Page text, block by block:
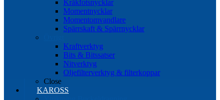
Kråkfotsnycklar
Momentnycklar
Momentomvandlare
Spärrskaft & Spärrnycklar
Kraftverktyg
Bits & Bitssatser
Nitverktyg
Oljefilterverktyg & filterkoppar
Close
KAROSS